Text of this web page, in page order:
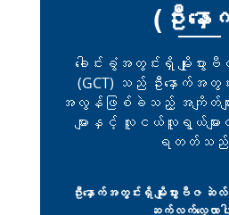
(ဦးနှေ
ခေါင်းခွံအတွင်းရှိ မျိုးပွား
(GCT) သည် ဦးနှောက်အတွင်
အလွန်ဖြစ်ခဲသည့် အကျိတ်မျ
များနှင့် လူငယ်လူရွယ်များ
ရတတ်သည်
ဦးနှောက်အတွင်းရှိ မျိုးပွားဗီဇ ဆဲလ်အ
ဆက်လက်လေ့လာပ